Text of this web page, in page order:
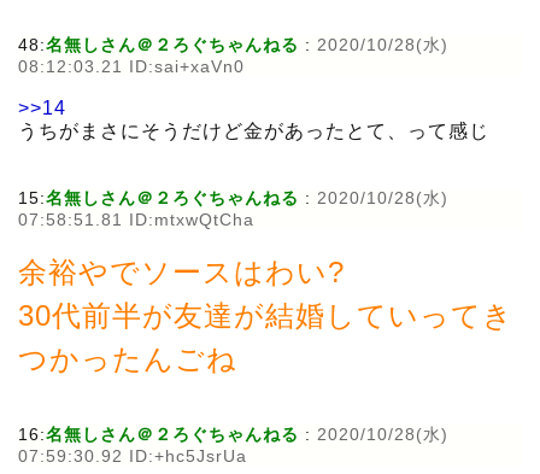
48:名無しさん＠２ろぐちゃんねる : 2020/10/28(水)
08:12:03.21 ID:sai+xaVn0
>>14
うちがまさにそうだけど金があったとて、って感じ
15:名無しさん＠２ろぐちゃんねる : 2020/10/28(水)
07:58:51.81 ID:mtxwQtCha
余裕やでソースはわい?
30代前半が友達が結婚していってき
つかったんごね
16:名無しさん＠２ろぐちゃんねる : 2020/10/28(水)
07:59:30.92 ID:+hc5JsrUa